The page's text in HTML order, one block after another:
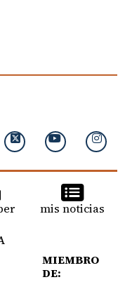
mis noticias
MIEMBRO
DE: